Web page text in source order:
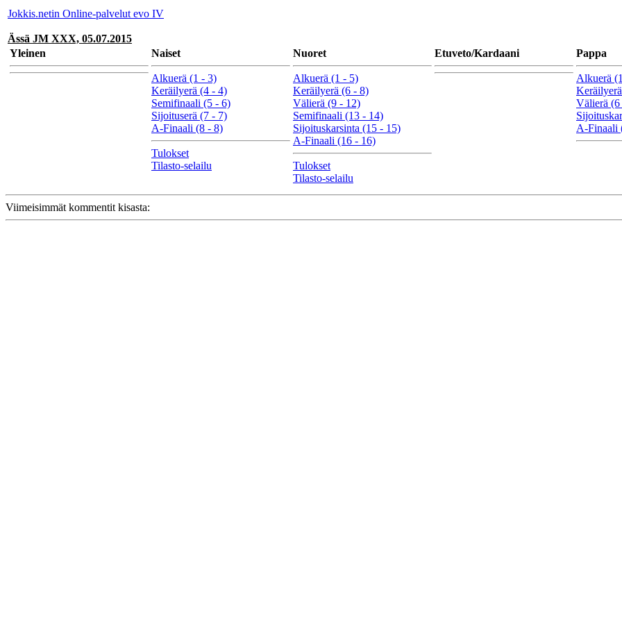
Jokkis.netin Online-palvelut evo IV
Ässä JM XXX, 05.07.2015
Yleinen
Naiset
Alkuerä (1 - 3)
Keräilyerä (4 - 4)
Semifinaali (5 - 6)
Sijoituserä (7 - 7)
A-Finaali (8 - 8)
Tulokset
Tilasto-selailu
Nuoret
Alkuerä (1 - 5)
Keräilyerä (6 - 8)
Välierä (9 - 12)
Semifinaali (13 - 14)
Sijoituskarsinta (15 - 15)
A-Finaali (16 - 16)
Tulokset
Tilasto-selailu
Etuveto/Kardaani Pappa
Alkuerä
Välierä (6
A-Finaali
Viimeisimmät kommentit kisasta: